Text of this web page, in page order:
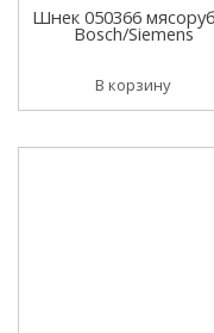
Шнек 050366
Bosch/Siemens
В корзину